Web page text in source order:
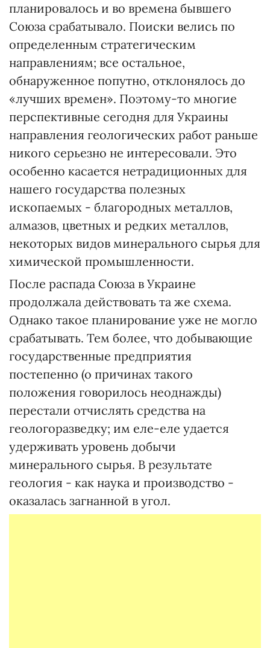
планировалось и во времена бывшего
Союза срабатывало. Поиски велись по
определенным стратегическим
направлениям; все остальное,
обнаруженное попутно, отклонялось до
«лучших времен». Поэтому-то многие
перспективные сегодня для Украины
направления геологических работ раньше
никого серьезно не интересовали. Это
особенно касается нетрадиционных для
нашего государства полезных
ископаемых - благородных металлов,
алмазов, цветных и редких металлов,
некоторых видов минерального сырья для
химической промышленности.
После распада Союза в Украине
продолжала действовать та же схема.
Однако такое планирование уже не могло
срабатывать. Тем более, что добывающие
государственные предприятия
постепенно (о причинах такого
положения говорилось неоднажды)
перестали отчислять средства на
геологоразведку; им еле-еле удается
удерживать уровень добычи
минерального сырья. В результате
геология - как наука и производство -
оказалась загнанной в угол.